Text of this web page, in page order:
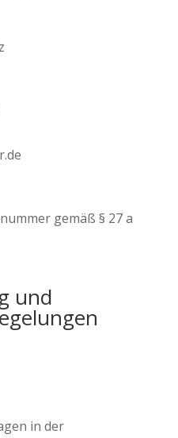
gemäß § 27 a
und
in der